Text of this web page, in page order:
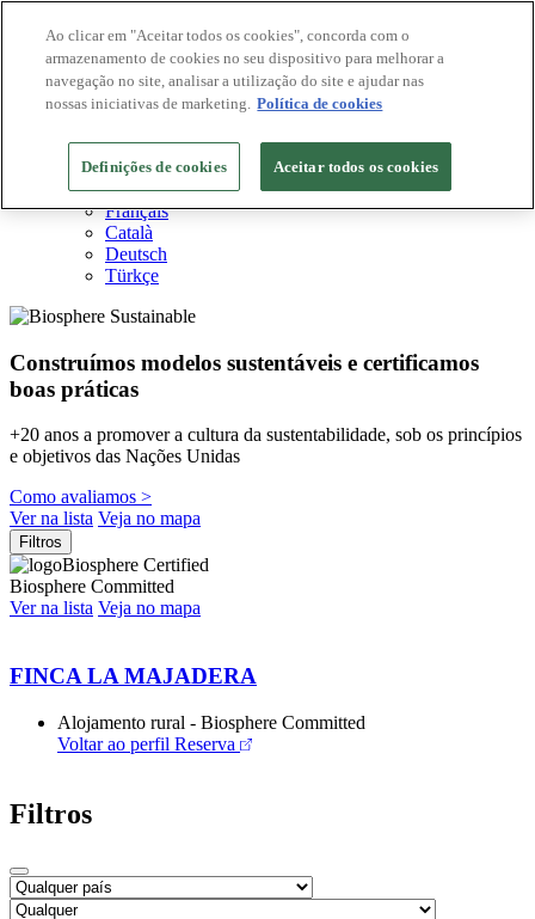
Destinos Biosphere
Empresas Biosphere
Como avaliamos
PT
English
Español
Français
Català
Deutsch
Türkçe
Construímos modelos sustentáveis ​​e certificamos
boas práticas
+20 anos a promover a cultura da sustentabilidade, sob os princípios
e objetivos das Nações Unidas
Como avaliamos >
Ver na lista Veja no mapa
Filtros
Biosphere Certified
Biosphere Committed
Ver na lista Veja no mapa
FINCA LA MAJADERA
Alojamento rural - Biosphere Committed
Voltar ao perfil Reserva
Filtros
Ao clicar em "Aceitar todos os cookies", concorda com o
armazenamento de cookies no seu dispositivo para melhorar a
navegação no site, analisar a utilização do site e ajudar nas
nossas iniciativas de marketing. Política de cookies
Definições de cookies Aceitar todos os cookies